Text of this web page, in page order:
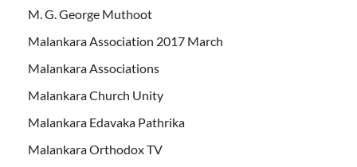
M. G. George Muthoot
Malankara Association 2017 March
Malankara Associations
Malankara Church Unity
Malankara Edavaka Pathrika
Malankara Orthodox TV